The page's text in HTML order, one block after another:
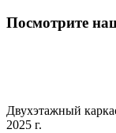
Посмотрите
Двухэтажный
2025 г.